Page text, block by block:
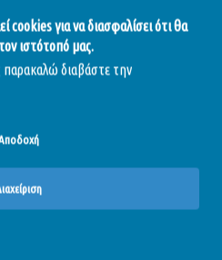
cookies για να διασφαλίσει ότι θα
ιστότοπό μας.
παρακαλώ διαβάστε την
αυστηρά και μόνο σε